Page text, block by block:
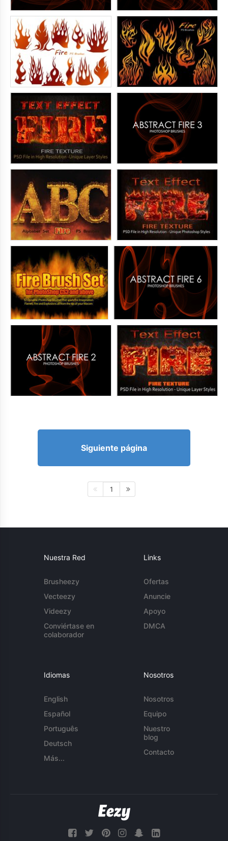
Siguiente página
1
Nuestra Red
Brusheezy
Vecteezy
Videezy
Conviértase en
colaborador
Links
Ofertas
Anuncie
Apoyo
DMCA
Idiomas
English
Español
Português
Deutsch
Más...
Nosotros
Nosotros
Equipo
Nuestro
blog
Contacto